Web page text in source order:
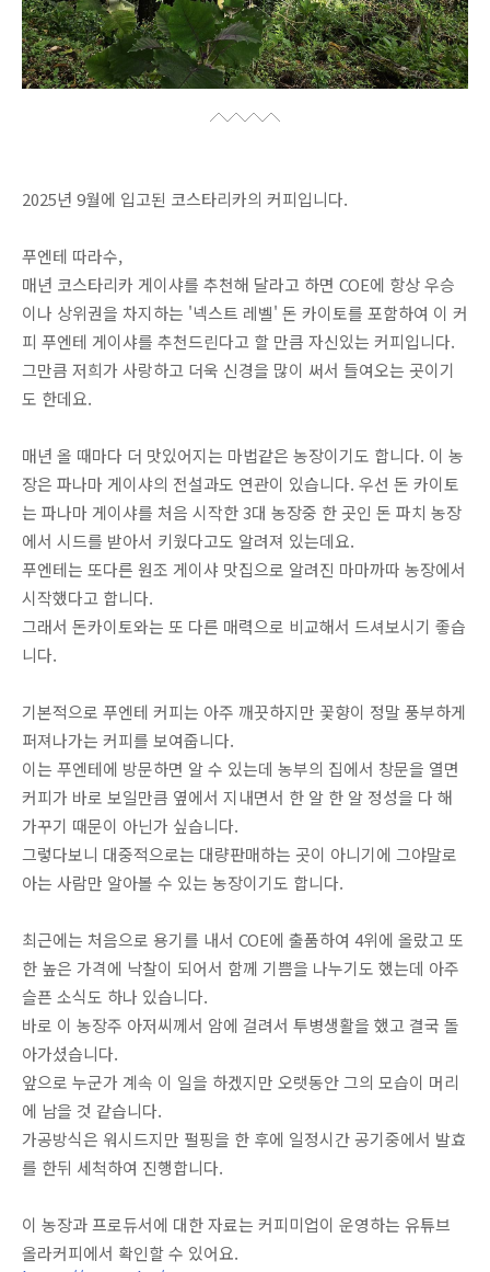
2025년 9월에 입고된 코스타리카의 커피입니다.
푸엔테 따라수,
매년 코스타리카 게이샤를 추천해 달라고 하면 COE에 항상 우승
이나 상위권을 차지하는 '넥스트 레벨' 돈 카이토를 포함하여 이 커
피 푸엔테 게이샤를 추천드린다고 할 만큼 자신있는 커피입니다.
그만큼 저희가 사랑하고 더욱 신경을 많이 써서 들여오는 곳이기
도 한데요.
매년 올 때마다 더 맛있어지는 마법같은 농장이기도 합니다. 이 농
장은 파나마 게이샤의 전설과도 연관이 있습니다. 우선 돈 카이토
는 파나마 게이샤를 처음 시작한 3대 농장중 한 곳인 돈 파치 농장
에서 시드를 받아서 키웠다고도 알려져 있는데요.
푸엔테는 또다른 원조 게이샤 맛집으로 알려진 마마까따 농장에서
시작했다고 합니다.
그래서 돈카이토와는 또 다른 매력으로 비교해서 드셔보시기 좋습
니다.
기본적으로 푸엔테 커피는 아주 깨끗하지만 꽃향이 정말 풍부하게
퍼져나가는 커피를 보여줍니다.
이는 푸엔테에 방문하면 알 수 있는데 농부의 집에서 창문을 열면
커피가 바로 보일만큼 옆에서 지내면서 한 알 한 알 정성을 다 해
가꾸기 때문이 아닌가 싶습니다.
그렇다보니 대중적으로는 대량판매하는 곳이 아니기에 그야말로
아는 사람만 알아볼 수 있는 농장이기도 합니다.
최근에는 처음으로 용기를 내서 COE에 출품하여 4위에 올랐고 또
한 높은 가격에 낙찰이 되어서 함께 기쁨을 나누기도 했는데 아주
슬픈 소식도 하나 있습니다.
바로 이 농장주 아저씨께서 암에 걸려서 투병생활을 했고 결국 돌
아가셨습니다.
앞으로 누군가 계속 이 일을 하겠지만 오랫동안 그의 모습이 머리
에 남을 것 같습니다.
가공방식은 워시드지만 펄핑을 한 후에 일정시간 공기중에서 발효
를 한뒤 세척하여 진행합니다.
이 농장과 프로듀서에 대한 자료는 커피미업이 운영하는 유튜브
올라커피에서 확인할 수 있어요.